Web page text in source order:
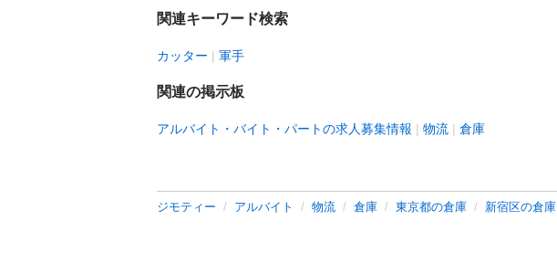
関連キーワード検索
カッター 軍手
関連の掲示板
アルバイト・バイト・パートの求人募集情報 物流 倉庫
ジモティー アルバイト 物流 倉庫 東京都の倉庫 新宿区の倉庫